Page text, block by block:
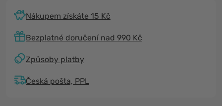
Nákupem získáte 15 Kč
Bezplatné doručení nad 990 Kč
Způsoby platby
Česká pošta, PPL